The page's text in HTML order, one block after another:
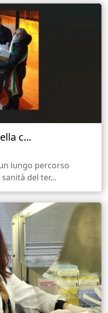
c...
lungo percorso
del ter...